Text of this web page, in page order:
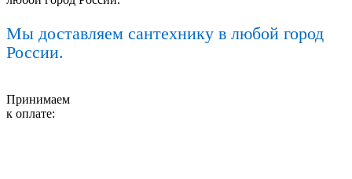
Мы доставляем сантехнику в любой город
России.
Принимаем
к оплате: